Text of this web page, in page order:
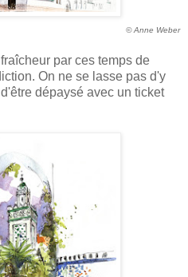
© Anne Weber
par ces temps de
On ne se lasse pas d'y
dépaysé avec un ticket